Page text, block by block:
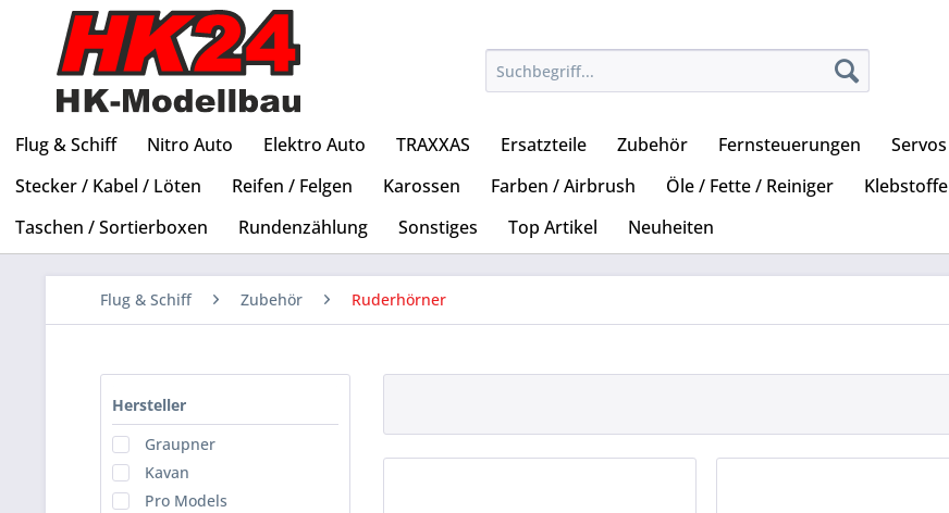
Flug & Schiff Nitro Auto Elektro Auto TRAXXAS Ersatzteile Zubehör Fernsteuerungen Servos
Stecker / Kabel / Löten
Reifen / Felgen Karossen Farben / Airbrush Öle / Fette / Reiniger Klebstoffe
Taschen / Sortierboxen
Rundenzählung Sonstiges Top Artikel Neuheiten
Flug & Schiff Zubehör Ruderhörner
Hersteller
Graupner
Kavan
Pro Models